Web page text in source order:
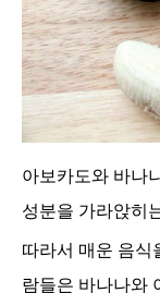
아보카도와 바나
성분을 가라앉히
따라서 매운 음식
람들은 바나나와